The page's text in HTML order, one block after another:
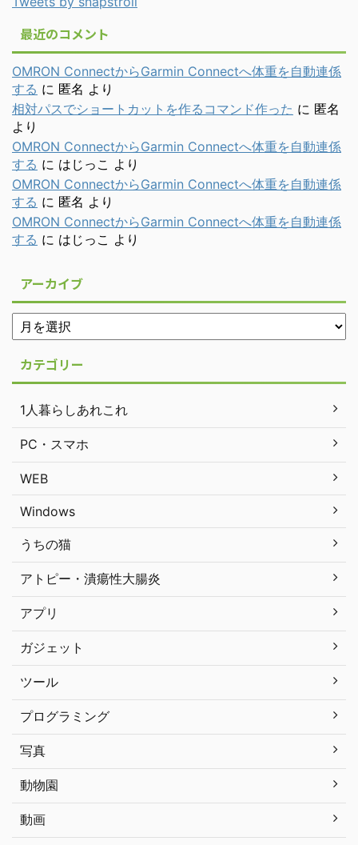
最近のコメント
OMRON ConnectからGarmin Connectへ体重を自動連係
する に 匿名 より
相対パスでショートカットを作るコマンド作った に 匿名
より
OMRON ConnectからGarmin Connectへ体重を自動連係
する に はじっこ より
OMRON ConnectからGarmin Connectへ体重を自動連係
する に 匿名 より
OMRON ConnectからGarmin Connectへ体重を自動連係
する に はじっこ より
アーカイブ
カテゴリー
1人暮らしあれこれ
PC・スマホ
WEB
Windows
うちの猫
アトピー・潰瘍性大腸炎
アプリ
ガジェット
ツール
プログラミング
写真
動物園
動画